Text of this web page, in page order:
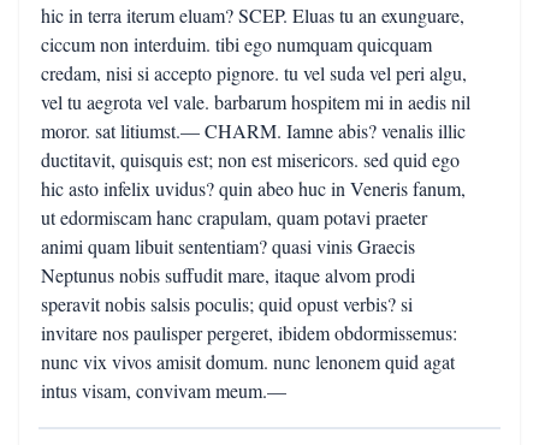
hic in terra iterum eluam? SCEP. Eluas tu an exunguare,
ciccum non interduim. tibi ego numquam quicquam
credam, nisi si accepto pignore. tu vel suda vel peri algu,
vel tu aegrota vel vale. barbarum hospitem mi in aedis nil
moror. sat litiumst.— CHARM. Iamne abis? venalis illic
ductitavit, quisquis est; non est misericors. sed quid ego
hic asto infelix uvidus? quin abeo huc in Veneris fanum,
ut edormiscam hanc crapulam, quam potavi praeter
animi quam libuit sententiam? quasi vinis Graecis
Neptunus nobis suffudit mare, itaque alvom prodi
speravit nobis salsis poculis; quid opust verbis? si
invitare nos paulisper pergeret, ibidem obdormissemus:
nunc vix vivos amisit domum. nunc lenonem quid agat
intus visam, convivam meum.—